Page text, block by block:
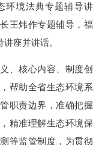
环境法典专题辅导讲
王炜作专题辅导，福
座并讲话。
、核心内容、制度创
帮助全省生态环境系
职责边界，准确把握
精准理解生态环境保
等监管制度，为贯彻